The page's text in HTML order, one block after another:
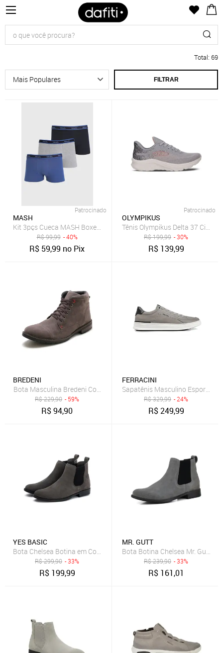
Total: 69
FILTRAR
Patrocinado
MASH
Kit 3pçs Cueca MASH Boxer Logo Cinza
R$99,99 - 40%
R$ 59,99 no Pix
Patrocinado
OLYMPIKUS
Tênis Olympikus Delta 37 Cinza
R$199,99 - 30%
R$ 139,99
BREDENI
Bota Masculina Bredeni Confortavel Coturno Estilo Casual Cinza
R$229,90 - 59%
R$94,90
FERRACINI
Sapatênis Masculino Esportivo
R$329,99 - 24%
R$249,99
YES BASIC
Bota Chelsea Botina em Couro Confortável Masculina Cinza
R$299,90 - 33%
R$ 199,99
MR. GUTT
Bota Botina Chelsea Mr. Gutt
R$239,90 - 33%
R$ 161,01